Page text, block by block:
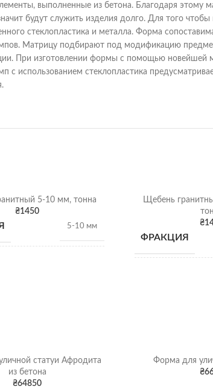
выполненные из бетона. Благодаря этому
будут служить изделия долго. Для того
стеклопластика и металла. Форма
Матрицу подбирают под модификацию
При изготовлении формы с помощью новейшей
с использованием стеклопластика
5-10 мм, тонна
₴1450
5-10 мм
Щебень насыпью
Щебень
₴
ФРАКЦИЯ
статуи Афродита
из бетона
₴64850
Форма для
₴